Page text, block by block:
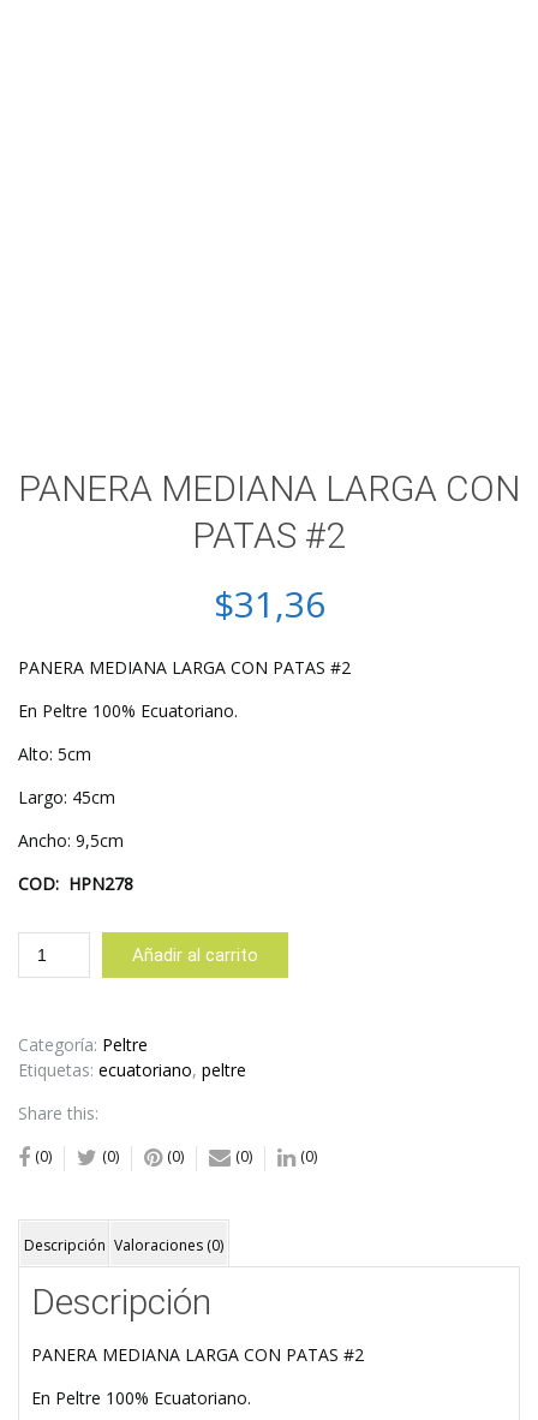
PANERA MEDIANA LARGA CON
PATAS #2
$31,36
PANERA MEDIANA LARGA CON PATAS #2
En Peltre 100% Ecuatoriano.
Alto: 5cm
Largo: 45cm
Ancho: 9,5cm
COD: HPN278
PANERA
MEDIANA
PATAS
#2
Añadir al carrito
Categoría: Peltre
Etiquetas: ecuatoriano, peltre
Share this:
(0) (0) (0) (0) (0)
Descripción Valoraciones (0)
Descripción
PANERA MEDIANA LARGA CON PATAS #2
En Peltre 100% Ecuatoriano.